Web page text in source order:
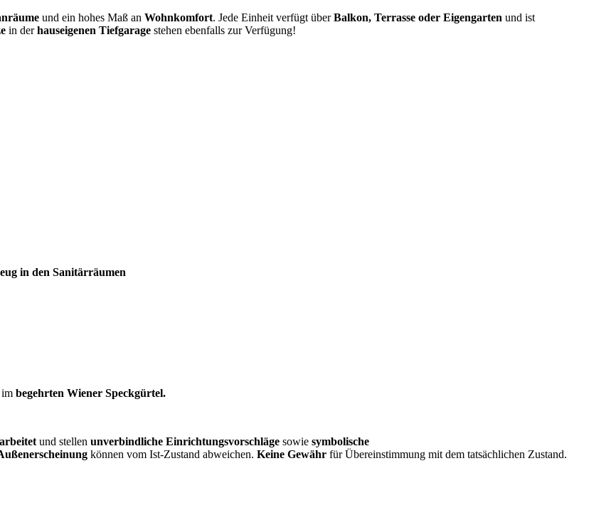
und ein hohes Maß an Wohnkomfort. Jede Einheit verfügt überBalkon, Terrasse oder Eigengarten und ist
in derhauseigenen Tiefgarage stehen ebenfalls zur Verfügung!
in den Sanitärräumen
im begehrten Wiener Speckgürtel.
und stellen unverbindliche Einrichtungsvorschläge sowie symbolische
können vom Ist-Zustand abweichen. Keine Gewähr für Übereinstimmung mit dem tatsächlichen Zustand.